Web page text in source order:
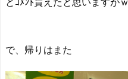
で、帰りはまた